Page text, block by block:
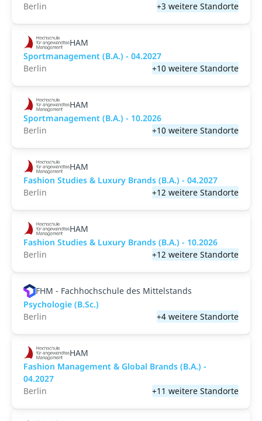
Berlin
+3 weitere Standorte
HAM
Sportmanagement (B.A.) - 04.2027
Berlin
+10 weitere Standorte
HAM
Sportmanagement (B.A.) - 10.2026
Berlin
+10 weitere Standorte
HAM
Fashion Studies & Luxury Brands (B.A.) - 04.2027
Berlin
+12 weitere Standorte
HAM
Fashion Studies & Luxury Brands (B.A.) - 10.2026
Berlin
+12 weitere Standorte
FHM - Fachhochschule des Mittelstands
Psychologie (B.Sc.)
Berlin
+4 weitere Standorte
HAM
Fashion Management & Global Brands (B.A.) -
04.2027
Berlin
+11 weitere Standorte